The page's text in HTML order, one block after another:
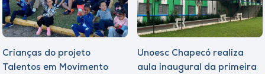
Crianças do projeto
Talentos em Movimento
Unoesc Chapecó realiza
aula inaugural da primeira